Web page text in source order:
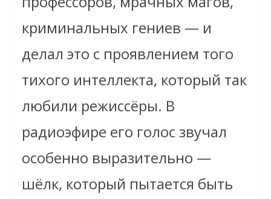
криминальных гениев — и
делал это с проявлением того
тихого интеллекта, который так
любили режиссёры. В
радиоэфире его голос звучал
особенно выразительно —
шёлк, который пытается быть